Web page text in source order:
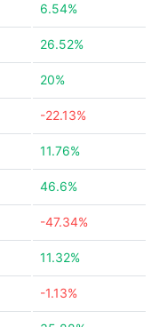
6.54%
26.52%
20%
-22.13%
11.76%
46.6%
-47.34%
11.32%
-1.13%